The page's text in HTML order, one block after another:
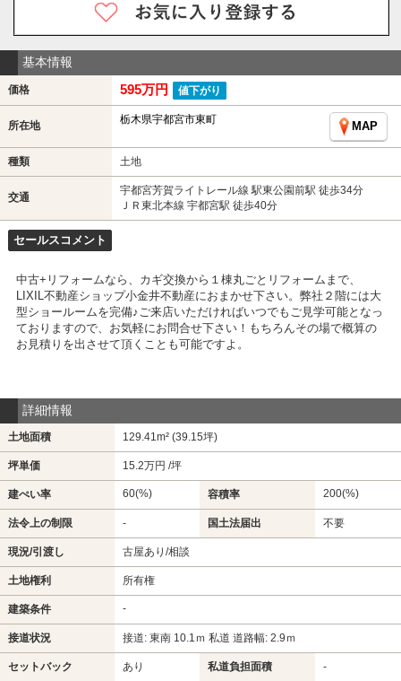
基本情報
価格 595万円 値下がり
所在地 栃木県宇都宮市東町
MAP
種類 土地
交通
宇都宮芳賀ライトレール線 駅東公園前駅 徒歩34分
ＪＲ東北本線 宇都宮駅 徒歩40分
セールスコメント
中古+リフォームなら、カギ交換から１棟丸ごとリフォームまで、
LIXIL不動産ショップ小金井不動産におまかせ下さい。弊社２階には大
型ショールームを完備♪ご来店いただければいつでもご見学可能となっ
ておりますので、お気軽にお問合せ下さい！もちろんその場で概算の
お見積りを出させて頂くことも可能ですよ。
詳細情報
土地面積 129.41m² (39.15坪)
坪単価 15.2万円 /坪
建ぺい率 60(%) 容積率 200(%)
法令上の制限 - 国土法届出 不要
現況/引渡し 古屋あり/相談
土地権利 所有権
建築条件 -
接道状況 接道: 東南 10.1ｍ 私道 道路幅: 2.9ｍ
セットバック あり 私道負担面積 -